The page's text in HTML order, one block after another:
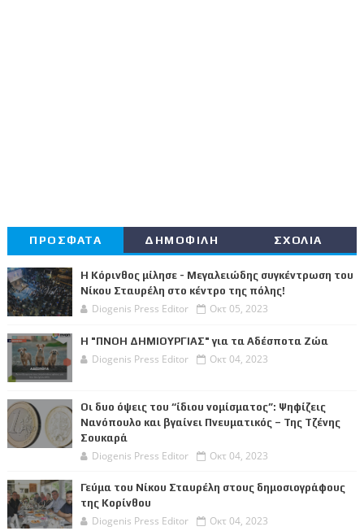
ΠΡΟΣΦΑΤΑ ΔΗΜΟΦΙΛΗ ΣΧΟΛΙΑ
Η Κόρινθος μίλησε - Μεγαλειώδης συγκέντρωση του
Νίκου Σταυρέλη στο κέντρο της πόλης!
Diogenis Press Editor Οκτ 05, 2023
Η "ΠΝΟΗ ΔΗΜΙΟΥΡΓΙΑΣ" για τα Αδέσποτα Ζώα
Diogenis Press Editor Οκτ 04, 2023
Οι δυο όψεις του “ίδιου νομίσματος”: Ψηφίζεις
Νανόπουλο και βγαίνει Πνευματικός – Της Τζένης
Σουκαρά
Diogenis Press Editor Οκτ 04, 2023
Γεύμα του Νίκου Σταυρέλη στους δημοσιογράφους
της Κορίνθου
Diogenis Press Editor Οκτ 04, 2023